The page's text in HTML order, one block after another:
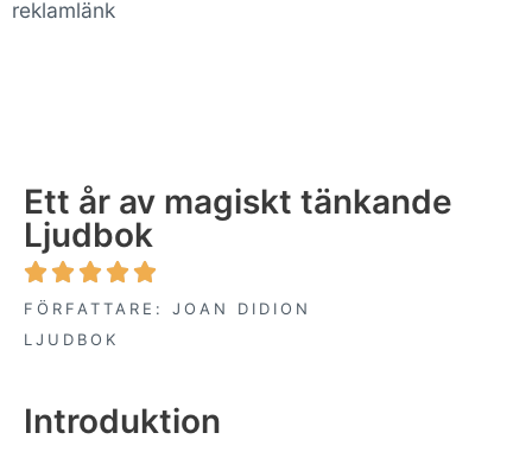
reklamlänk
Ett år av magiskt tänkande
Ljudbok
    
FÖRFATTARE: JOAN DIDION
LJUDBOK
Introduktion